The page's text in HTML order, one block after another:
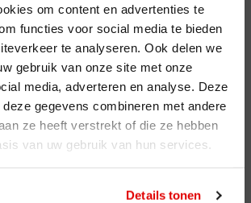
om content en advertenties te
functies voor social media te bieden
te analyseren. Ook delen we
gebruik van onze site met onze
media, adverteren en analyse. Deze
gegevens combineren met andere
ze heeft verstrekt of die ze hebben
van uw gebruik van hun services.
Details tonen